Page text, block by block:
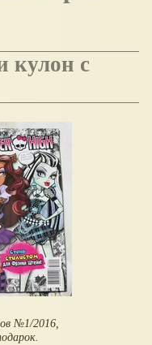
№1/2016,